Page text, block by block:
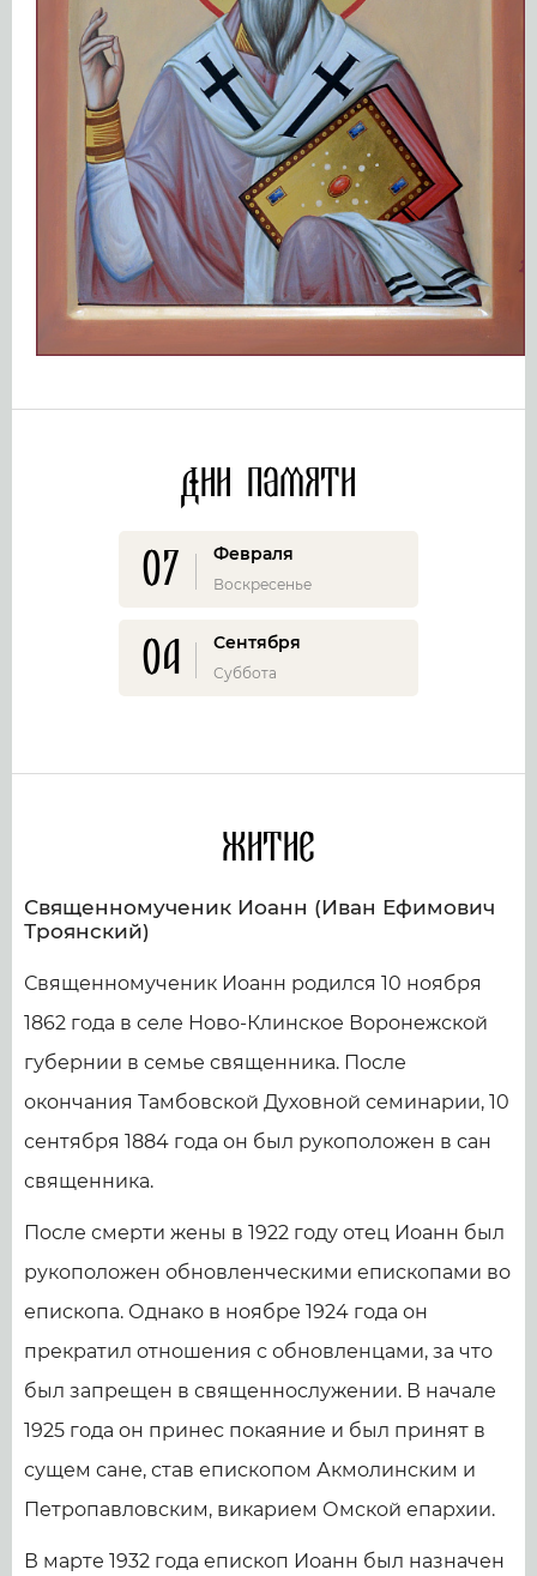
Дни памяти
07 Февраля
Воскресенье
04 Сентября
Суббота
Житие
Священномученик Иоанн (Иван Ефимович
Троянский)
Священномученик Иоанн родился 10 ноября
1862 года в селе Ново-Клинское Воронежской
губернии в семье священника. После
окончания Тамбовской Духовной семинарии, 10
сентября 1884 года он был рукоположен в сан
священника.
После смерти жены в 1922 году отец Иоанн был
рукоположен обновленческими епископами во
епископа. Однако в ноябре 1924 года он
прекратил отношения с обновленцами, за что
был запрещен в священнослужении. В начале
1925 года он принес покаяние и был принят в
сущем сане, став епископом Акмолинским и
Петропавловским, викарием Омской епархии.
В марте 1932 года епископ Иоанн был назначен